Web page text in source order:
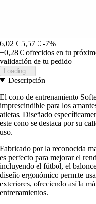
6,02 € 5,57 € -7%
+0,28 € ofrecidos en tu
validación de tu pedido
Loading...
Descripción
El cono de entrenamiento
imprescindible para los
atletas. Diseñado
este cono se destaca por su
uso.
Fabricado por la reconocida
es perfecto para mejorar el
incluyendo el fútbol, el
diseño ergonómico permite
exteriores, ofreciendo así la
entrenamientos.